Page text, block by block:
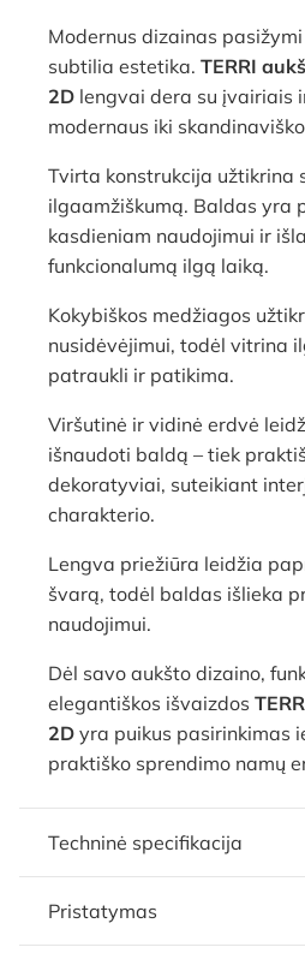
Modernus dizainas
subtilia estetika. TERRI
2D lengvai dera su įvairiais
modernaus iki
Tvirta konstrukcija užtikrina
ilgaamžiškumą. Baldas yra
kasdieniam naudojimui ir
funkcionalumą ilgą laiką.
Kokybiškos medžiagos
nusidėvėjimui, todėl vitrina
patraukli ir patikima.
Viršutinė ir vidinė erdvė
išnaudoti baldą – tiek
dekoratyviai, suteikiant
charakterio.
Lengva priežiūra leidžia
švarą, todėl baldas išlieka
naudojimui.
Dėl savo aukšto dizaino,
elegantiškos išvaizdos
2D yra puikus pasirinkimas
praktiško sprendimo namų
Techninė specifikacija
Pristatymas